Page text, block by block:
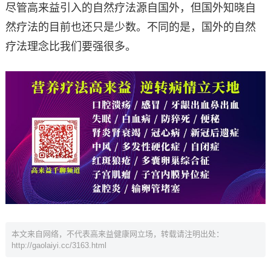
尽管高来益引入的自然疗法源自国外，但国外知晓自
然疗法的目前也还只是少数。不同的是，国外的自然
疗法理念比我们要强很多。
本文来自网络，不代表高来益健康网立场，转载请注明出处：
http://gaolaiyi.cc/3163.html